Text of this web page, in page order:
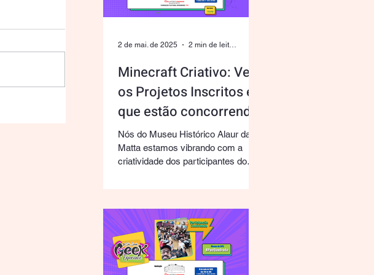
Minecraft Criativo: Veja
os Projetos Inscritos e
que estão concorrendo
em nosso Concurso!
Nós do Museu Histórico Alaur da
Matta estamos vibrando com a
criatividade dos participantes do
2 de mai. de 2025 2 min de leitura